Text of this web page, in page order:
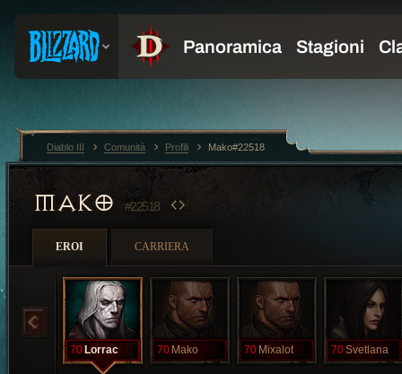
MAKO #22518
EROI CARRIERA
70 Lorrac 70 Mako 70 Mixalot 70Svetlana
Diablo III Comunità Profili Mako#22518